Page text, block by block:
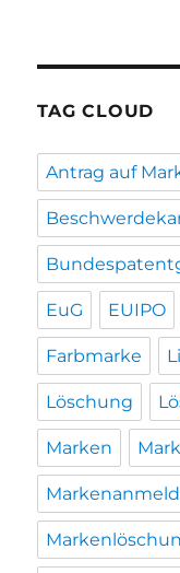
TAG CLOUD
Antrag auf
EuG EUIPO
Farbmarke
Löschung
Marken